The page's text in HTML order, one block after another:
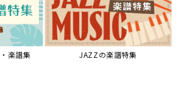
は祭りを
今を見つ
【第16回公開】ヨーロッパを拠点
に世界を駆けまわる阿部加奈子の
今に迫る